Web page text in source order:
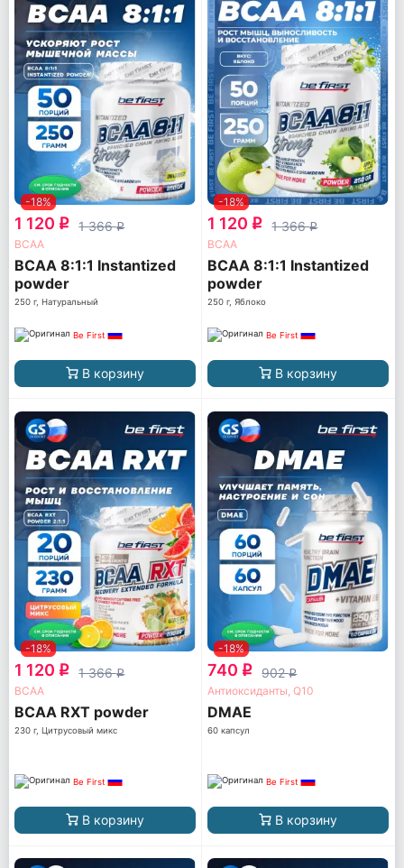
-18%
1 120 q 1 366q
ВСАА
BCAA 8:1:1 Instantized
powder
250 г, Натуральный
Be First
В корзину
-18%
1 120 q 1 366q
ВСАА
BCAA 8:1:1 Instantized
powder
250 г, Яблоко
Be First
В корзину
-18%
1 120 q 1 366q
ВСАА
BCAA RXT powder
230 г, Цитрусовый микс
Be First
В корзину
-18%
740 q 902q
Антиоксиданты, Q10
DMAE
60 капсул
Be First
В корзину